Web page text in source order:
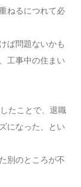
ねるにつれて必
ば問題ないかも
工事中の住まい
たことで、退職
になった、とい
別のところが不